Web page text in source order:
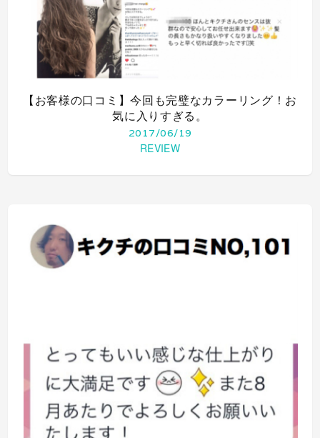
【お客様の口コミ】今回も完璧なカラーリング！お
気に入りすぎる。
2017/06/19
REVIEW